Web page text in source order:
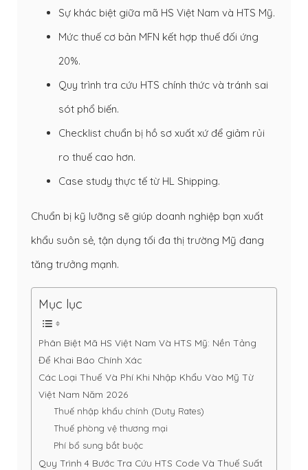
Sự khác biệt giữa mã HS Việt Nam và HTS Mỹ.
Mức thuế cơ bản MFN kết hợp thuế đối ứng
20%.
Quy trình tra cứu HTS chính thức và tránh sai
sót phổ biến.
Checklist chuẩn bị hồ sơ xuất xứ để giảm rủi
ro thuế cao hơn.
Case study thực tế từ HL Shipping.
Chuẩn bị kỹ lưỡng sẽ giúp doanh nghiệp bạn xuất
khẩu suôn sẻ, tận dụng tối đa thị trường Mỹ đang
tăng trưởng mạnh.
Mục lục
Phân Biệt Mã HS Việt Nam Và HTS Mỹ: Nền Tảng
Để Khai Báo Chính Xác
Các Loại Thuế Và Phí Khi Nhập Khẩu Vào Mỹ Từ
Việt Nam Năm 2026
Thuế nhập khẩu chính (Duty Rates)
Thuế phòng vệ thương mại
Phí bổ sung bắt buộc
Quy Trình 4 Bước Tra Cứu HTS Code Và Thuế Suất